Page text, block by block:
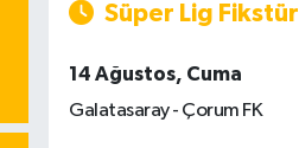
Süper Lig Fikstür
14 Ağustos, Cuma
Galatasaray - Çorum FK